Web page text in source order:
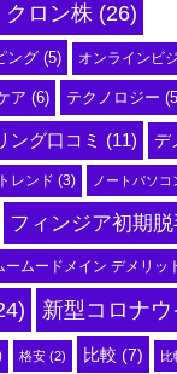
クロン株 (26)
ング (5) オンラインビ
ア (6) テクノロジー
ング口コミ (11) デ
トレンド (3) ノートパソコ
フィンジア初期
ームードメイン デメリッ
新型コロナウ
格安 (2) 比較 (7)